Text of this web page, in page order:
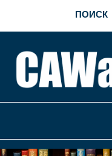
ПОИСК